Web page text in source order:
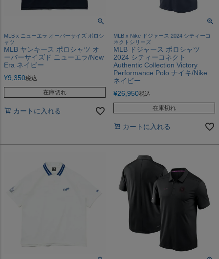
MLB x ニューエラ オーバーサイズ ポロシ
ャツ
MLB ヤンキース ポロシャツ オ
ーバーサイズド ニューエラ/New
Era ネイビー
¥9,350税込
在庫切れ
カートに入れる
MLB x Nike ドジャース 2024 シティーコ
ネクトシリーズ
MLB ドジャース ポロシャツ
2024 シティーコネクト
Authentic Collection Victory
Performance Polo ナイキ/Nike
ネイビー
¥26,950税込
在庫切れ
カートに入れる